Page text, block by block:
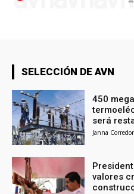
SELECCIÓN DE AVN
450
será
Janna Corredor
valores